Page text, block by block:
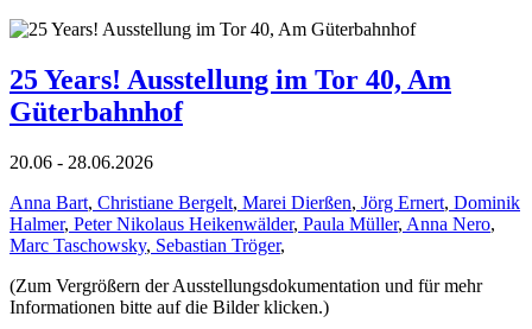
25 Years! Ausstellung im Tor 40, Am
Güterbahnhof
20.06 - 28.06.2026
Anna Bart, Christiane Bergelt, Marei Dierßen, Jörg Ernert, Dominik
Halmer, Peter Nikolaus Heikenwälder, Paula Müller, Anna Nero,
Marc Taschowsky, Sebastian Tröger,
(Zum Vergrößern der Ausstellungsdokumentation und für mehr
Informationen bitte auf die Bilder klicken.)